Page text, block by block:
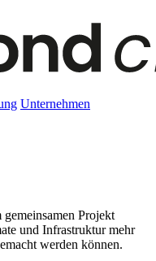
Unternehmen
Projekt
und Infrastruktur mehr
werden können.